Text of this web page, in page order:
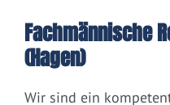
Fachmännische
(Hagen)
Wir sind ein